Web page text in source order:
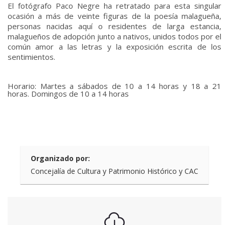
El fotógrafo Paco Negre ha retratado para esta singular
ocasión a más de veinte figuras de la poesía malagueña,
personas nacidas aquí o residentes de larga estancia,
malagueños de adopción junto a nativos, unidos todos por el
común amor a las letras y la exposición escrita de los
sentimientos.
Horario: Martes a sábados de 10 a 14 horas y 18 a 21
horas. Domingos de 10 a 14 horas
Organizado por:
Concejalía de Cultura y Patrimonio Histórico y CAC